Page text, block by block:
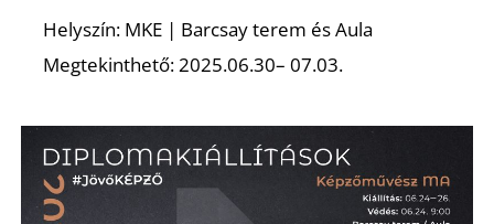
Helyszín: MKE | Barcsay terem és Aula
Megtekinthető: 2025.06.30– 07.03.